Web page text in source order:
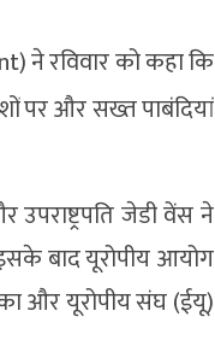
ने रविवार को कहा कि
पर और सख्त पाबंदियां
उपराष्ट्रपति जेडी वेंस ने
बाद यूरोपीय आयोग
और यूरोपीय संघ (ईयू)